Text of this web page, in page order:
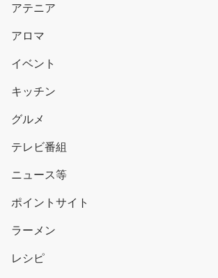
アテニア
アロマ
イベント
キッチン
グルメ
テレビ番組
ニュース等
ポイントサイト
ラーメン
レシピ